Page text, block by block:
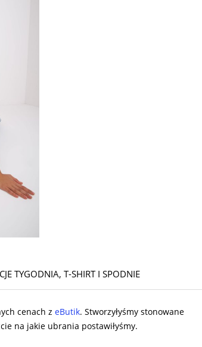
TYGODNIA, T-SHIRT I SPODNIE
cenach z eButik. Stworzyłyśmy stonowane
na jakie ubrania postawiłyśmy.